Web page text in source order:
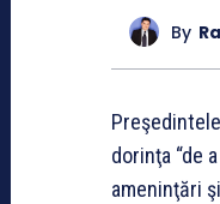
By
dorinţa “de
ameninţări